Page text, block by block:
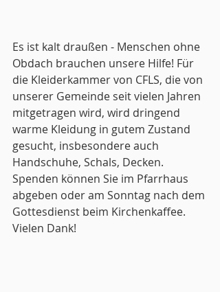
Es ist kalt draußen - Menschen ohne
Obdach brauchen unsere Hilfe! Für
die Kleiderkammer von CFLS, die von
unserer Gemeinde seit vielen Jahren
mitgetragen wird, wird dringend
warme Kleidung in gutem Zustand
gesucht, insbesondere auch
Handschuhe, Schals, Decken.
Spenden können Sie im Pfarrhaus
abgeben oder am Sonntag nach dem
Gottesdienst beim Kirchenkaffee.
Vielen Dank!